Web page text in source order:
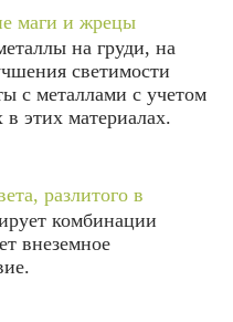
маги и жрецы
на груди, на
светимости
с металлами с учетом
этих материалах.
разлитого в
комбинации
внеземное